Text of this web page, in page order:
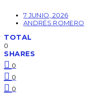
7 JUNIO, 2026
ANDRÉS ROMERO
TOTAL
0
SHARES
0
0
0